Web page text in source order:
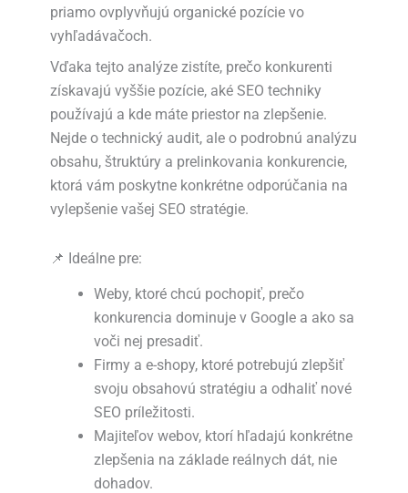
priamo ovplyvňujú organické pozície vo
vyhľadávačoch.
Vďaka tejto analýze zistíte, prečo konkurenti
získavajú vyššie pozície, aké SEO techniky
používajú a kde máte priestor na zlepšenie.
Nejde o technický audit, ale o podrobnú analýzu
obsahu, štruktúry a prelinkovania konkurencie,
ktorá vám poskytne konkrétne odporúčania na
vylepšenie vašej SEO stratégie.
📌 Ideálne pre:
Weby, ktoré chcú pochopiť, prečo
konkurencia dominuje v Google a ako sa
voči nej presadiť.
Firmy a e-shopy, ktoré potrebujú zlepšiť
svoju obsahovú stratégiu a odhaliť nové
SEO príležitosti.
Majiteľov webov, ktorí hľadajú konkrétne
zlepšenia na základe reálnych dát, nie
dohadov.